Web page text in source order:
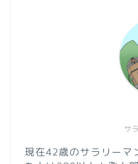
サ
現在42歳のサラリーマ